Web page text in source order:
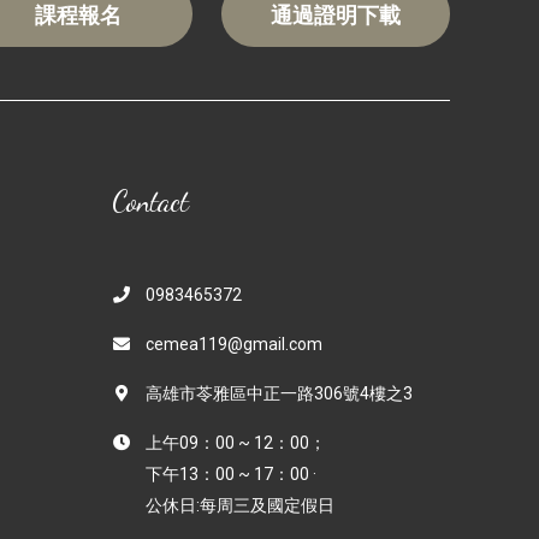
課程報名 通過證明下載
Contact
0983465372
cemea119@gmail.com
高雄市苓雅區中正一路306號4樓之3
上午09：00 ~ 12：00；
下午13：00 ~ 17：00 ·
公休日:每周三及國定假日